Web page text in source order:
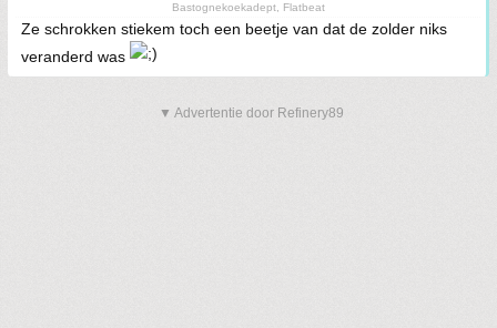
Bastognekoekadept, Flatbeat
Ze schrokken stiekem toch een beetje van dat de zolder niks
veranderd was
▼ Advertentie door Refinery89